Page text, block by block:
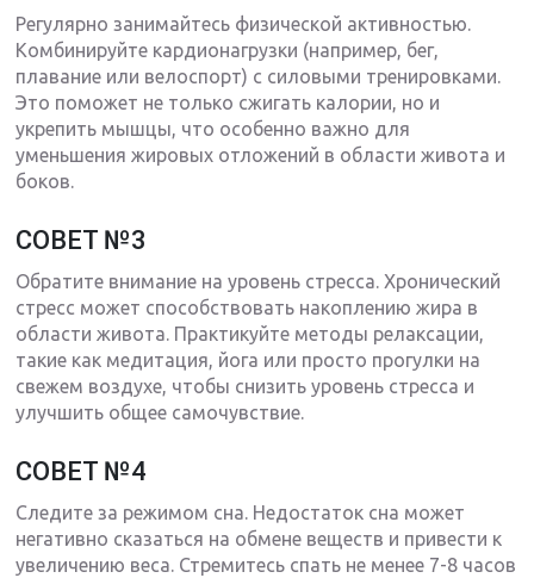
Регулярно занимайтесь физической активностью.
Комбинируйте кардионагрузки (например, бег,
плавание или велоспорт) с силовыми тренировками.
Это поможет не только сжигать калории, но и
укрепить мышцы, что особенно важно для
уменьшения жировых отложений в области живота и
боков.
СОВЕТ №3
Обратите внимание на уровень стресса. Хронический
стресс может способствовать накоплению жира в
области живота. Практикуйте методы релаксации,
такие как медитация, йога или просто прогулки на
свежем воздухе, чтобы снизить уровень стресса и
улучшить общее самочувствие.
СОВЕТ №4
Следите за режимом сна. Недостаток сна может
негативно сказаться на обмене веществ и привести к
увеличению веса. Стремитесь спать не менее 7-8 часов